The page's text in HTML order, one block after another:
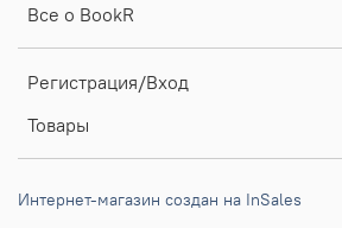
Все о BookR
Регистрация/Вход
Товары
Интернет-магазин создан на InSales